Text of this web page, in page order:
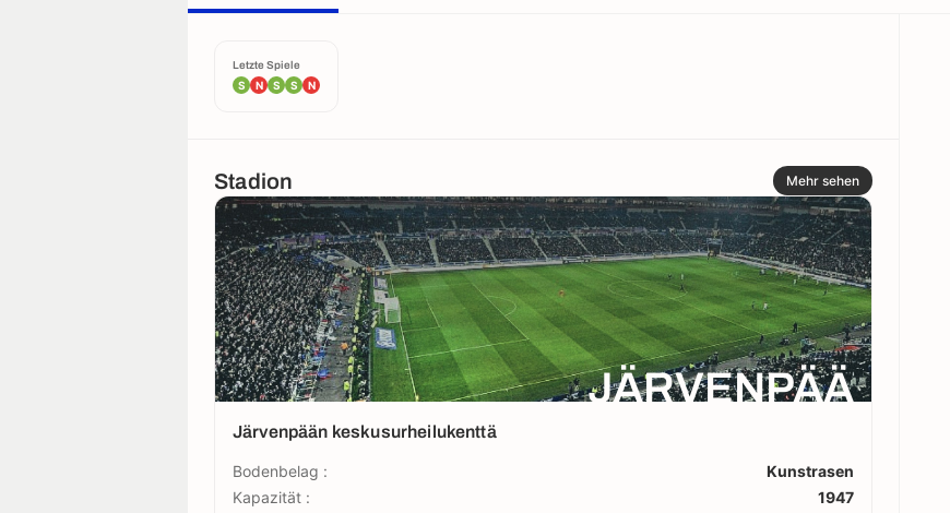
Letzte Spiele
S N S S N
Stadion Mehr sehen
JÄRVENPÄÄ
Järvenpään keskusurheilukenttä
Bodenbelag :
Kunstrasen
Kapazität :
1947